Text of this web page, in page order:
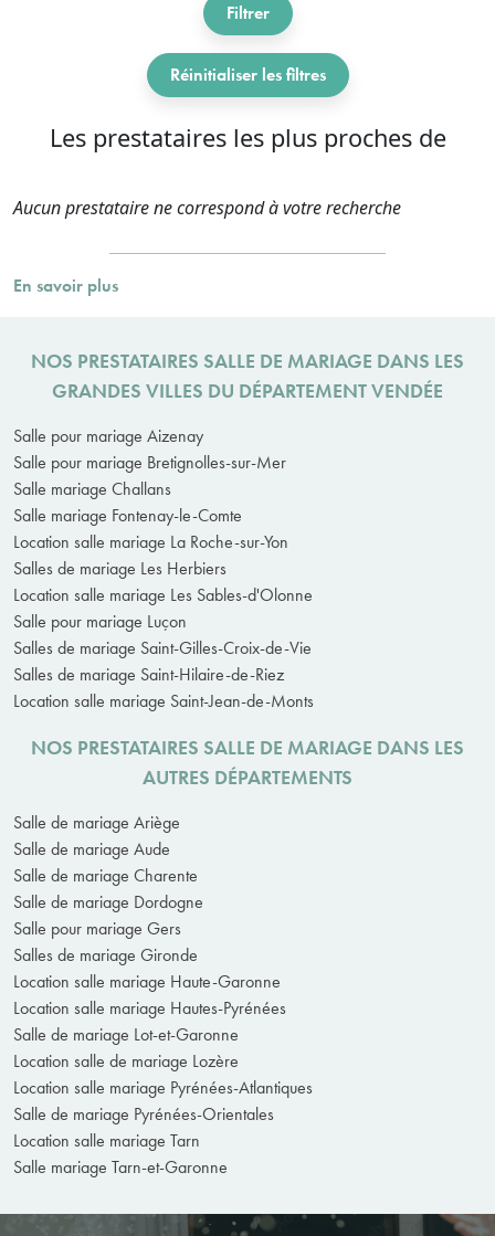
Filtrer
Réinitialiser les filtres
Les prestataires les plus proches de
Aucun prestataire ne correspond à votre recherche
En savoir plus
NOS PRESTATAIRES SALLE DE MARIAGE DANS LES
GRANDES VILLES DU DÉPARTEMENT VENDÉE
Salle pour mariage Aizenay
Salle pour mariage Bretignolles-sur-Mer
Salle mariage Challans
Salle mariage Fontenay-le-Comte
Location salle mariage La Roche-sur-Yon
Salles de mariage Les Herbiers
Location salle mariage Les Sables-d'Olonne
Salle pour mariage Luçon
Salles de mariage Saint-Gilles-Croix-de-Vie
Salles de mariage Saint-Hilaire-de-Riez
Location salle mariage Saint-Jean-de-Monts
NOS PRESTATAIRES SALLE DE MARIAGE DANS LES
AUTRES DÉPARTEMENTS
Salle de mariage Ariège
Salle de mariage Aude
Salle de mariage Charente
Salle de mariage Dordogne
Salle pour mariage Gers
Salles de mariage Gironde
Location salle mariage Haute-Garonne
Location salle mariage Hautes-Pyrénées
Salle de mariage Lot-et-Garonne
Location salle de mariage Lozère
Location salle mariage Pyrénées-Atlantiques
Salle de mariage Pyrénées-Orientales
Location salle mariage Tarn
Salle mariage Tarn-et-Garonne